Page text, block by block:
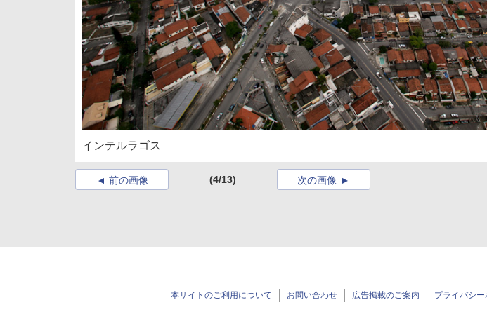
インテルラゴス
前の画像 (4/13) 次の画像
本サイトのご利用について お問い合わせ 広告掲載のご案内 プライバシー